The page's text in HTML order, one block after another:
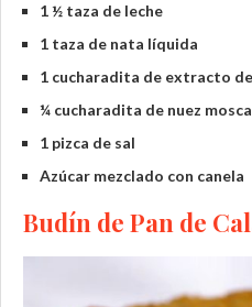
1 ½ taza de leche
1 taza de nata líquida
1 cucharadita de extracto
¼ cucharadita de nuez
1 pizca de sal
Azúcar mezclado con canela
Budín de Pan de